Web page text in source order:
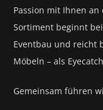
Passion mit Ihnen
Sortiment beginnt
Eventbau und reicht
Möbeln – als
Gemeinsam führen